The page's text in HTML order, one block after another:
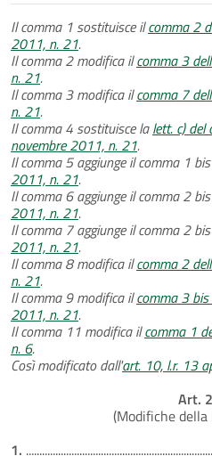
Il comma 1 sostituisce ilcomma 2
2011, n. 21.
Il comma 2 modifica ilcomma 3
n. 21.
Il comma 3 modifica ilcomma 7
n. 21.
Il comma 4 sostituisce lalett. c)
novembre 2011, n. 21.
Il comma 5 aggiunge il comma 1
2011, n. 21.
Il comma 6 aggiunge il comma 2
2011, n. 21.
Il comma 7 aggiunge il comma 2
2011, n. 21.
Il comma 8 modifica ilcomma 2
n. 21.
Il comma 9 modifica ilcomma 3
2011, n. 21.
Il comma 11 modifica ilcomma 1
n. 6.
Così modificato dall'art. 10, l.r. 13
Art.
(Modifiche
1.